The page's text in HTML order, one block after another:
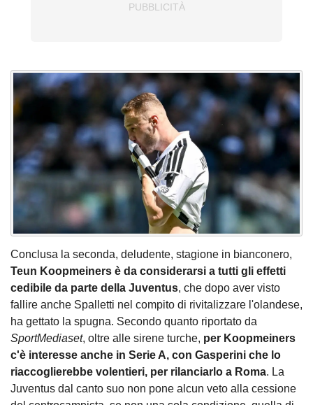
Conclusa la seconda, deludente, stagione in bianconero,
Teun Koopmeiners è da considerarsi a tutti gli effetti
cedibile da parte della Juventus, che dopo aver visto
fallire anche Spalletti nel compito di rivitalizzare l'olandese,
ha gettato la spugna. Secondo quanto riportato da
SportMediaset, oltre alle sirene turche, per Koopmeiners
c'è interesse anche in Serie A, con Gasperini che lo
riaccoglierebbe volentieri, per rilanciarlo a Roma. La
Juventus dal canto suo non pone alcun veto alla cessione